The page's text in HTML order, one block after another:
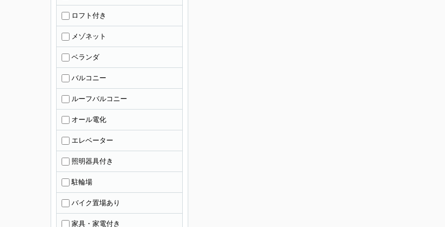
ロフト付き
メゾネット
ベランダ
バルコニー
ルーフバルコニー
オール電化
エレベーター
照明器具付き
駐輪場
バイク置場あり
家具・家電付き